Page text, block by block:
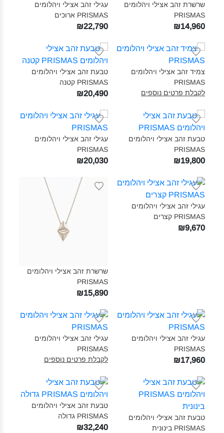
שרשרת זהב אצילי ויהלומים
PRISMAS‎
₪14,960
עגילי זהב אצילי ויהלומים
PRISMAS ארוכים‎
₪22,790
צמיד זהב אצילי ויהלומים
PRISMAS‎
לקבלת פרטים נוספים
טבעת זהב אצילי ויהלומים
PRISMAS קטנה‎
₪20,490
טבעת זהב אצילי ויהלומים
PRISMAS‎
₪19,800
עגילי זהב אצילי ויהלומים
PRISMAS‎
₪20,030
עגילי זהב אצילי ויהלומים
PRISMAS קצרים‎
₪9,670
שרשרת זהב אצילי ויהלומים
PRISMAS‎
₪15,890
עגילי זהב אצילי ויהלומים
PRISMAS‎
₪17,960
עגילי זהב אצילי ויהלומים
PRISMAS‎
לקבלת פרטים נוספים
טבעת זהב אצילי ויהלומים
PRISMAS בינונית‎
טבעת זהב אצילי ויהלומים
PRISMAS גדולה‎
₪32,240